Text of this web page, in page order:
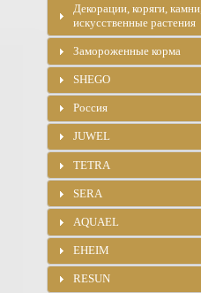
Декорации, коряги, камни,
искусственные растения
Замороженные корма
SHEGO
Россия
JUWEL
TETRA
SERA
AQUAEL
EHEIM
RESUN